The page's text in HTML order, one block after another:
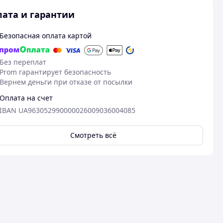
и гарантии
Безопасная оплата картой
Без переплат
Prom гарантирует безопасность
Вернем деньги при отказе от посылки
Оплата на счет
IBAN UA963052990000026009036004085
Смотреть всё